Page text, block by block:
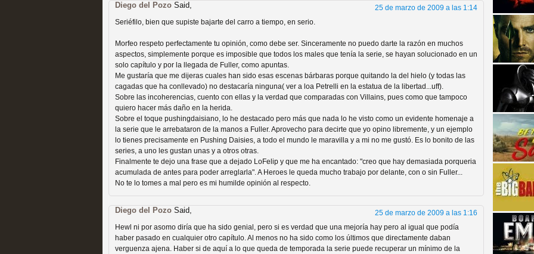
Las productoras de las estrellas de cine y
televisión
MOLTISANTI
Recomendación de la semana
Las series de 10 temporadas están en peligro de
extinción
Diego del Pozo Said,
25 de marzo de 2009 a las 1:14
Seriéfilo, bien que supiste bajarte del carro a tiempo, en serio.
Morfeo respeto perfectamente tu opinión, como debe ser. Sinceramente no puedo darte la razón en muchos
aspectos, simplemente porque es imposible que todos los males que tenía la serie, se hayan solucionado en un
solo capítulo y por la llegada de Fuller, como apuntas.
Me gustaría que me dijeras cuales han sido esas escenas bárbaras porque quitando la del hielo (y todas las
cagadas que ha conllevado) no destacaría ninguna( ver a loa Petrelli en la estatua de la libertad...uff).
Sobre las incoherencias, cuento con ellas y la verdad que comparadas con Villains, pues como que tampoco
quiero hacer más daño en la herida.
Sobre el toque pushingdaisiano, lo he destacado pero más que nada lo he visto como un evidente homenaje a
la serie que le arrebataron de la manos a Fuller. Aprovecho para decirte que yo opino libremente, y un ejemplo
lo tienes precisamente en Pushing Daisies, a todo el mundo le maravilla y a mi no me gustó. Es lo bonito de las
series, a uno les gustan unas y a otros otras.
Finalmente te dejo una frase que a dejado LoFelip y que me ha encantado: "creo que hay demasiada porqueria
acumulada de antes para poder arreglarla". A Heroes le queda mucho trabajo por delante, con o sin Fuller...
No te lo tomes a mal pero es mi humilde opinión al respecto.
Diego del Pozo Said,
25 de marzo de 2009 a las 1:16
Hewl ni por asomo diría que ha sido genial, pero si es verdad que una mejoría hay pero al igual que podía
haber pasado en cualquier otro capítulo. Al menos no ha sido como los últimos que directamente daban
verguenza ajena. Haber si de aquí a lo que queda de temporada la serie puede recuperar un mínimo de la